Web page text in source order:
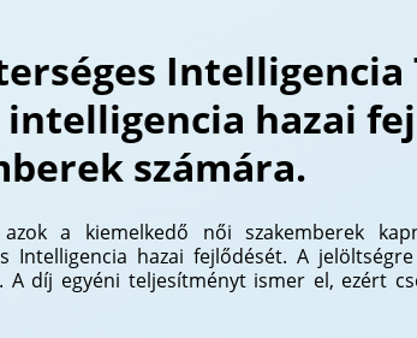
hazai
számára.
a kiemelkedő női szakemberek
Intelligencia hazai fejlődését. A
A díj egyéni teljesítményt ismer el, ezért